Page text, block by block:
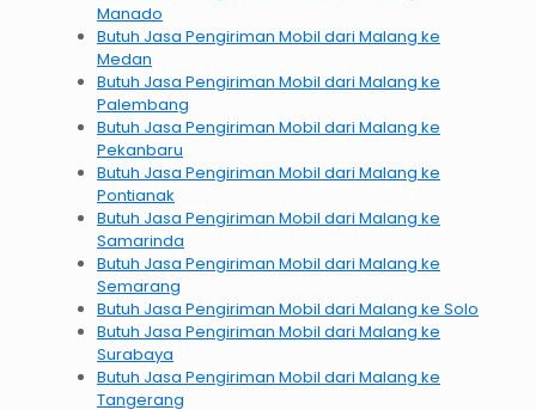
Manado
Butuh Jasa Pengiriman Mobil dari Malang ke
Medan
Butuh Jasa Pengiriman Mobil dari Malang ke
Palembang
Butuh Jasa Pengiriman Mobil dari Malang ke
Pekanbaru
Butuh Jasa Pengiriman Mobil dari Malang ke
Pontianak
Butuh Jasa Pengiriman Mobil dari Malang ke
Samarinda
Butuh Jasa Pengiriman Mobil dari Malang ke
Semarang
Butuh Jasa Pengiriman Mobil dari Malang ke Solo
Butuh Jasa Pengiriman Mobil dari Malang ke
Surabaya
Butuh Jasa Pengiriman Mobil dari Malang ke
Tangerang